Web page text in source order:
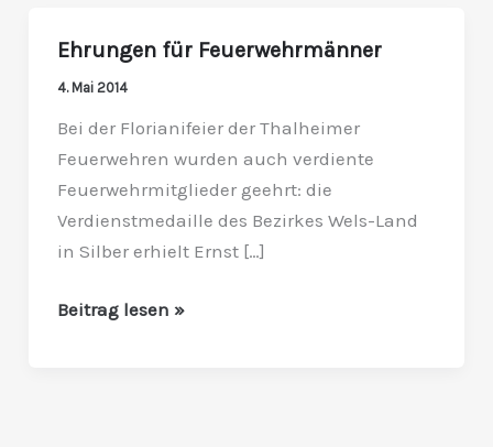
Ehrungen für Feuerwehrmänner
4. Mai 2014
Bei der Florianifeier der Thalheimer
Feuerwehren wurden auch verdiente
Feuerwehrmitglieder geehrt: die
Verdienstmedaille des Bezirkes Wels-Land
in Silber erhielt Ernst […]
Ehrungen
für
Beitrag lesen »